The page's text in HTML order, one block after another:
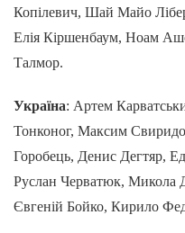
Копілевич, Шай Майо
Елія Кіршенбаум, Ноам
Талмор.
Україна: Артем
Тонконог, Максим
Горобець, Денис Дегтяр,
Руслан Черватюк, Микола
Євгеній Бойко, Кирило